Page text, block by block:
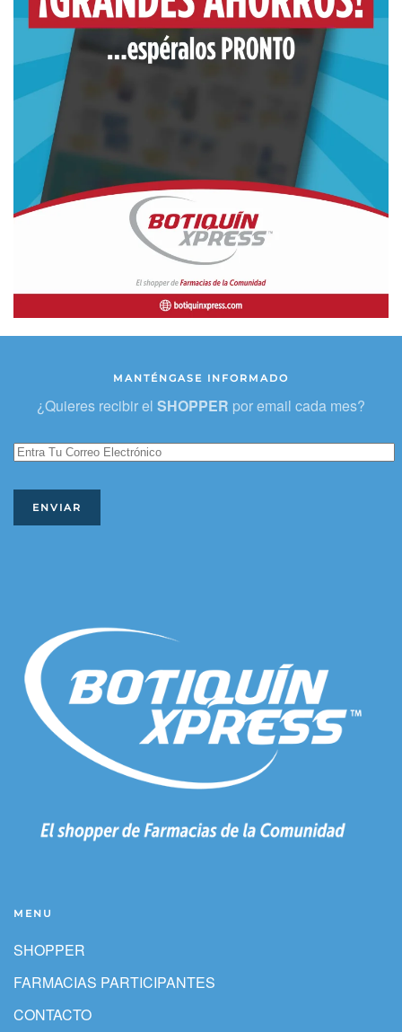
MANTÉNGASE INFORMADO
¿Quieres recibir el SHOPPER por email cada mes?
ENVIAR
MENU
SHOPPER
FARMACIAS PARTICIPANTES
CONTACTO